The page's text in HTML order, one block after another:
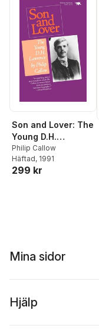
Son and Lover: The
Young D.H.
Lawrence
Philip Callow
Häftad, 1991
299 kr
Mina sidor
Hjälp